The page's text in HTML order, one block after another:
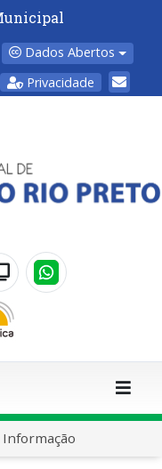
Dados Abertos
Privacidade
Informação